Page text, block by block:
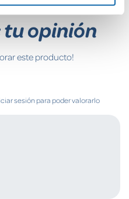
opinión
este producto!
sesión para poder valorarlo